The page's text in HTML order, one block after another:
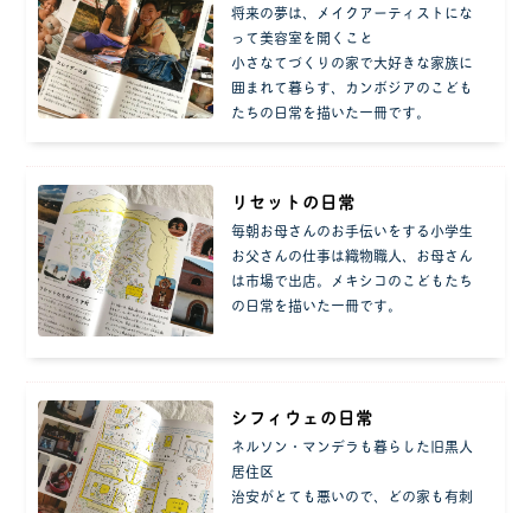
将来の夢は、メイクアーティストにな
って美容室を開くこと
小さなてづくりの家で大好きな家族に
囲まれて暮らす、カンボジアのこども
たちの日常を描いた一冊です。
リセットの日常
毎朝お母さんのお手伝いをする小学生
お父さんの仕事は織物職人、お母さん
は市場で出店。メキシコのこどもたち
の日常を描いた一冊です。
シフィウェの日常
ネルソン・マンデラも暮らした旧黒人
居住区
治安がとても悪いので、どの家も有刺